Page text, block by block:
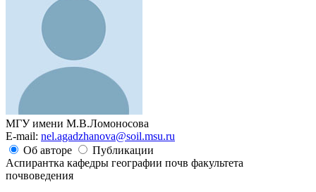
МГУ имени М.В.Ломоносова
E-mail: nel.agadzhanova@soil.msu.ru
Об авторе
Публикации
Аспирантка кафедры географии почв факультета
почвоведения